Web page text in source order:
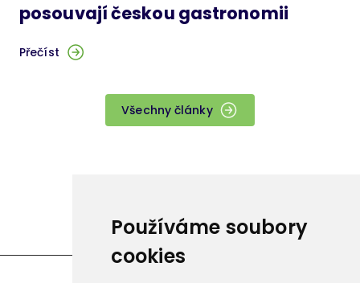
Používáme soubory
cookies
posouvají českou gastronomii
Přečíst
Všechny články